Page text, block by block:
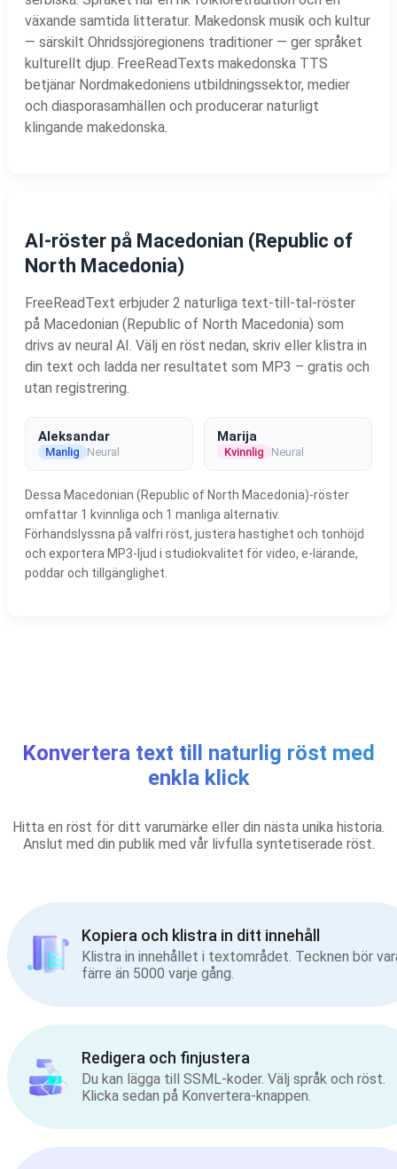
växande samtida litteratur. Makedonsk musik och kultur
— särskilt Ohridssjöregionens traditioner — ger språket
kulturellt djup. FreeReadTexts makedonska TTS
betjänar Nordmakedoniens utbildningssektor, medier
och diasporasamhällen och producerar naturligt
klingande makedonska.
AI-röster på Macedonian (Republic of
North Macedonia)
FreeReadText erbjuder 2 naturliga text-till-tal-röster
på Macedonian (Republic of North Macedonia) som
drivs av neural AI. Välj en röst nedan, skriv eller klistra in
din text och ladda ner resultatet som MP3 – gratis och
utan registrering.
Aleksandar
Manlig Neural
Marija
Kvinnlig Neural
Dessa Macedonian (Republic of North Macedonia)-röster
omfattar 1 kvinnliga och 1 manliga alternativ.
Förhandslyssna på valfri röst, justera hastighet och tonhöjd
och exportera MP3-ljud i studiokvalitet för video, e-lärande,
poddar och tillgänglighet.
Konvertera text till naturlig röst med
enkla klick
Hitta en röst för ditt varumärke eller din nästa unika historia.
Anslut med din publik med vår livfulla syntetiserade röst.
Kopiera och klistra in ditt innehåll
Klistra in innehållet i textområdet. Tecknen bör
färre än 5000 varje gång.
Redigera och finjustera
Du kan lägga till SSML-koder. Välj språk och röst.
Klicka sedan på Konvertera-knappen.